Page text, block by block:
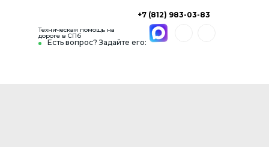
Есть вопрос? Задайте его:
+7 (812) 983-03-83
Техническая помощь на
дороге в СПб